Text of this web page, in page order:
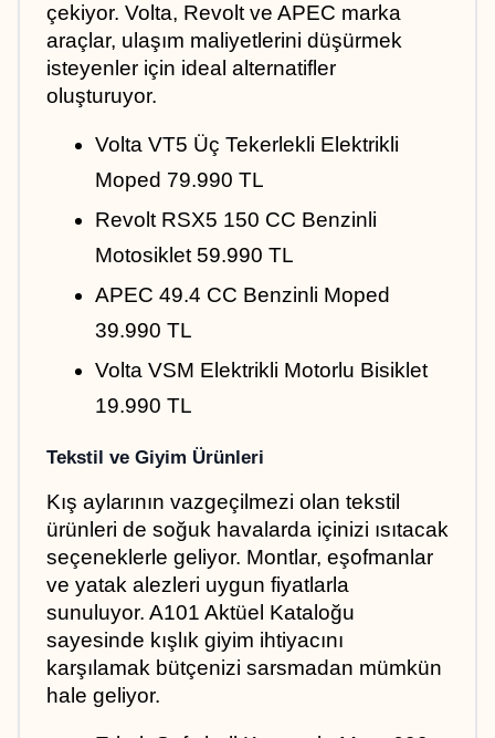
çekiyor. Volta, Revolt ve APEC marka
araçlar, ulaşım maliyetlerini düşürmek
isteyenler için ideal alternatifler
oluşturuyor.
Volta VT5 Üç Tekerlekli Elektrikli
Moped 79.990 TL
Revolt RSX5 150 CC Benzinli
Motosiklet 59.990 TL
APEC 49.4 CC Benzinli Moped
39.990 TL
Volta VSM Elektrikli Motorlu Bisiklet
19.990 TL
Tekstil ve Giyim Ürünleri
Kış aylarının vazgeçilmezi olan tekstil
ürünleri de soğuk havalarda içinizi ısıtacak
seçeneklerle geliyor. Montlar, eşofmanlar
ve yatak alezleri uygun fiyatlarla
sunuluyor. A101 Aktüel Kataloğu
sayesinde kışlık giyim ihtiyacını
karşılamak bütçenizi sarsmadan mümkün
hale geliyor.